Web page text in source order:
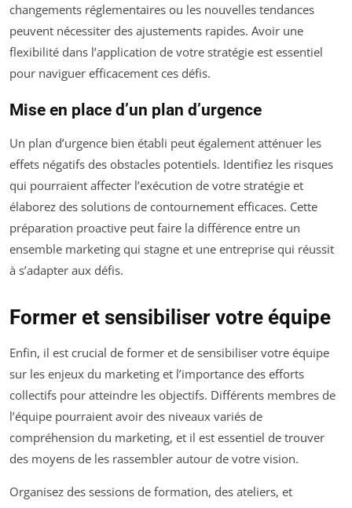
changements réglementaires ou les nouvelles tendances
peuvent nécessiter des ajustements rapides. Avoir une
flexibilité dans l’application de votre stratégie est essentiel
pour naviguer efficacement ces défis.
Mise en place d’un plan d’urgence
Un plan d’urgence bien établi peut également atténuer les
effets négatifs des obstacles potentiels. Identifiez les risques
qui pourraient affecter l’exécution de votre stratégie et
élaborez des solutions de contournement efficaces. Cette
préparation proactive peut faire la différence entre un
ensemble marketing qui stagne et une entreprise qui réussit
à s’adapter aux défis.
Former et sensibiliser votre équipe
Enfin, il est crucial de former et de sensibiliser votre équipe
sur les enjeux du marketing et l’importance des efforts
collectifs pour atteindre les objectifs. Différents membres de
l’équipe pourraient avoir des niveaux variés de
compréhension du marketing, et il est essentiel de trouver
des moyens de les rassembler autour de votre vision.
Organisez des sessions de formation, des ateliers, et